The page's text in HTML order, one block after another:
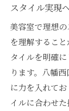
スタイル実現
美容室で理想
を理解するこ
タイルを明確
ります。八幡
に力を入れて
イルに合わせ